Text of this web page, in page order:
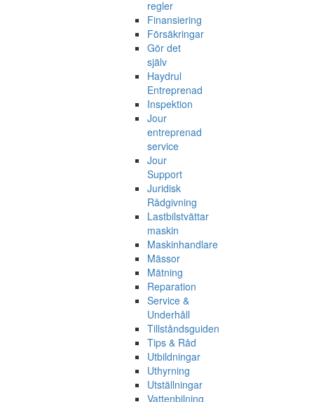
regler
Finansiering
Försäkringar
Gör det
själv
Haydrul
Entreprenad
Inspektion
Jour
entreprenad
service
Jour
Support
Juridisk
Rådgivning
Lastbilstvättar
maskin
Maskinhandlare
Mässor
Mätning
Reparation
Service &
Underhåll
Tillståndsguiden
Tips & Råd
Utbildningar
Uthyrning
Utställningar
Vattenbilning